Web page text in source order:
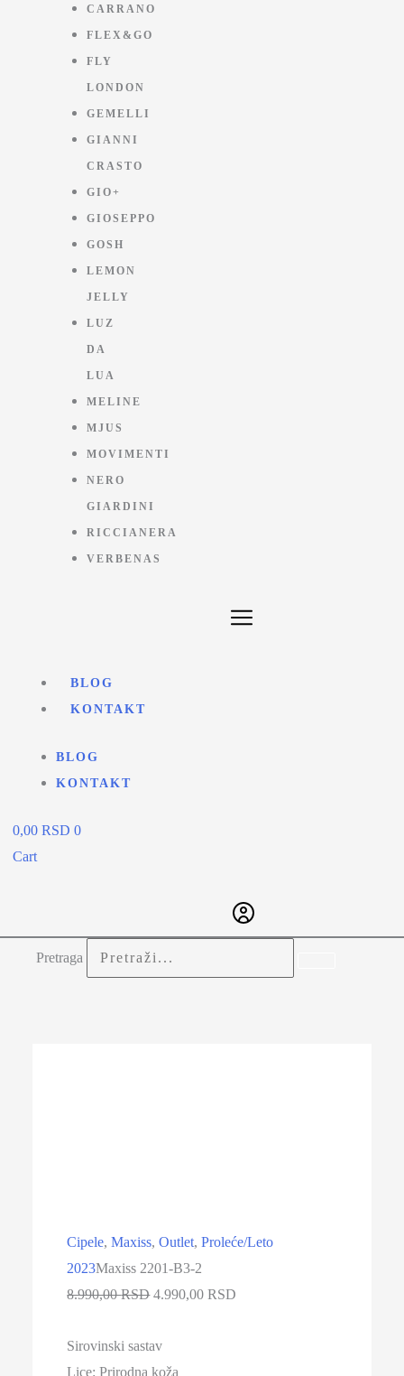
CARRANO
FLEX&GO
FLY
LONDON
GEMELLI
GIANNI
CRASTO
GIO+
GIOSEPPO
GOSH
LEMON
JELLY
LUZ
DA
LUA
MELINE
MJUS
MOVIMENTI
NERO
GIARDINI
RICCIANERA
VERBENAS
BLOG
KONTAKT
BLOG
KONTAKT
0,00 RSD 0
Cart
Pretraga
Cipele,Maxiss,Outlet,Proleće/Leto
2023Maxiss 2201-B3-2
8.990,00RSD Originalna
je
bila:
4.990,00RSD
Sirovinski sastav
Lice:Prirodna koža